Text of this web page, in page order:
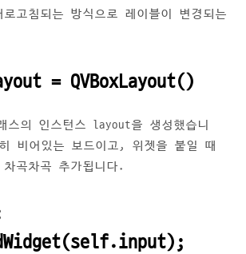
고침되는 방식으로 레이블이 변경되는
= QVBoxLayout()
스의 인스턴스 layout을 생성했습니
비어있는 보드이고, 위젯을 붙일 때
곡차곡 추가됩니다.